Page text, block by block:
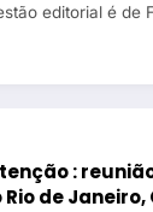
editorial é de
:
de